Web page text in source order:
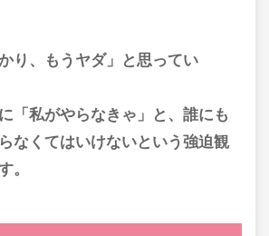
り、もうヤダ」と思ってい
「私がやらなきゃ」と、誰にも
なくてはいけないという強迫観
。